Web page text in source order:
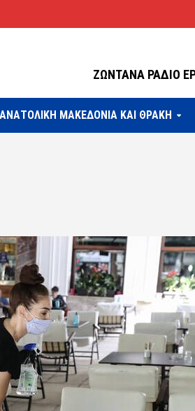
ΖΩΝΤΑΝΑ ΡΑΔΙΟ
ΑΝΑΤΟΛΙΚΗ ΜΑΚΕΔΟΝΙΑ ΚΑΙ ΘΡΑΚΗ